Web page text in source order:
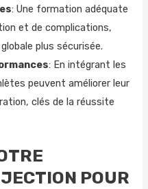
: Une formation adéquate
et de complications,
plus sécurisée.
: En intégrant les
peuvent améliorer leur
clés de la réussite
POUR